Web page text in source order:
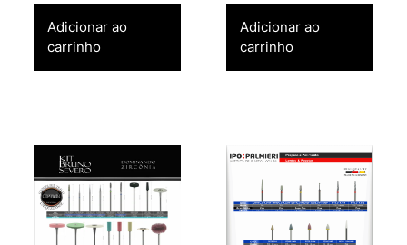
Adicionar ao
carrinho
Adicionar ao
carrinho